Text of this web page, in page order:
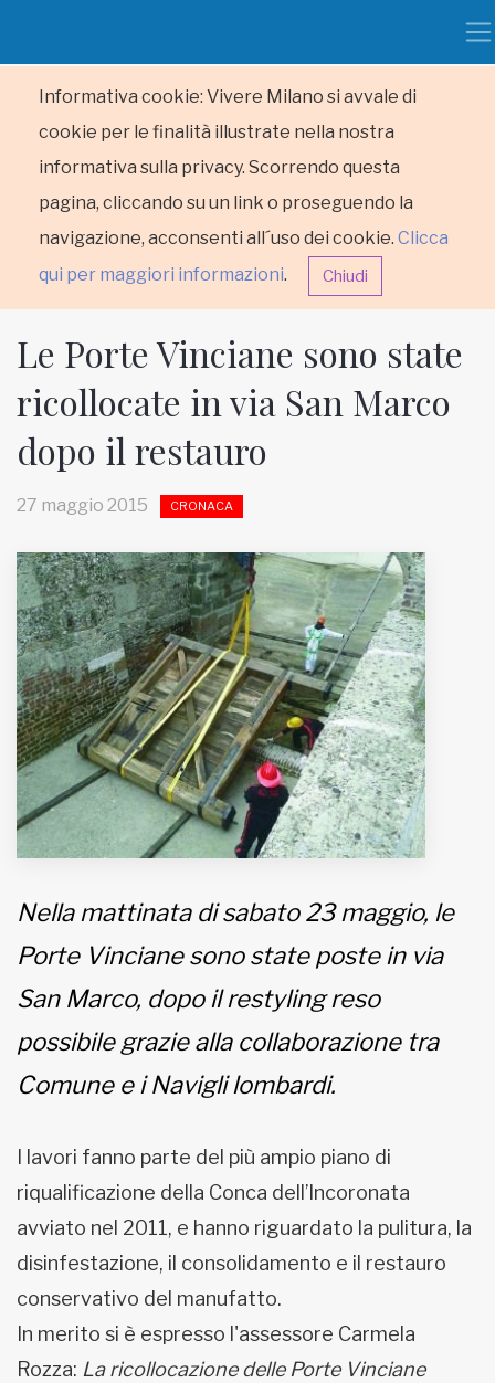
Informativa cookie: Vivere Milano si avvale di
cookie per le finalità illustrate nella nostra
informativa sulla privacy. Scorrendo questa
pagina, cliccando su un link o proseguendo la
navigazione, acconsenti all´uso dei cookie. Clicca
qui per maggiori informazioni. Chiudi
HOME
Inviateci le vostre segnalazioni
Iscriviti alla newsletter
www.viveremilano.info
Fondato e diretto da Enzo De
Bernardis
EDB edizioni - Via Brivio angolo C.
Imbonati, 89 20159 Milano (Italia)
Le Porte Vinciane sono state
ricollocate in via San Marco
dopo il restauro
27 maggio 2015 CRONACA
Nella mattinata di sabato 23 maggio, le
Porte Vinciane sono state poste in via
San Marco, dopo il restyling reso
possibile grazie alla collaborazione tra
Comune e i Navigli lombardi.
I lavori fanno parte del più ampio piano di
riqualificazione della Conca dell’Incoronata
avviato nel 2011, e hanno riguardato la pulitura, la
disinfestazione, il consolidamento e il restauro
conservativo del manufatto.
In merito si è espresso l'assessore Carmela
Rozza: La ricollocazione delle Porte Vinciane